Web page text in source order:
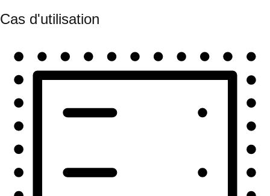
Cas d'utilisation